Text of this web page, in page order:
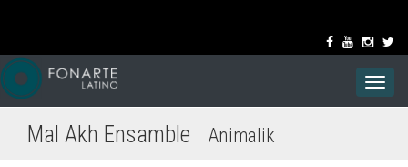
Mal Akh Ensamble Animalik